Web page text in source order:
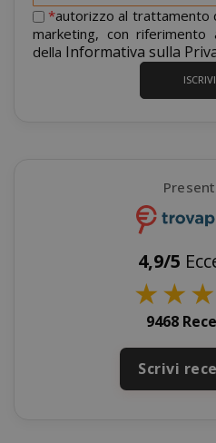
*autorizzo al trattamento
marketing, con
della Informativa sulla
4,9/5
★★★
9468
Scrivi
X-Magento-Vary